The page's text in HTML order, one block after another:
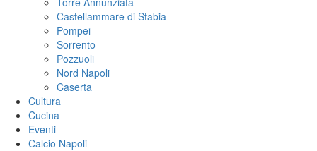
Castellammare di Stabia
Pompei
Sorrento
Pozzuoli
Nord Napoli
Caserta
Cultura
Cucina
Eventi
Calcio Napoli